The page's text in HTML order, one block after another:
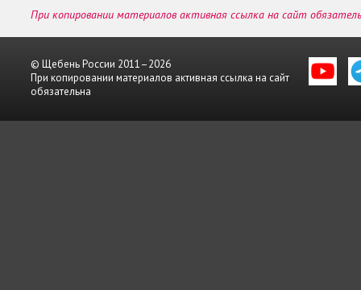
При копировании материалов активная ссылка на сайт
© Щебень России 2011–2026
При копировании материалов активная ссылка на сайт
обязательна